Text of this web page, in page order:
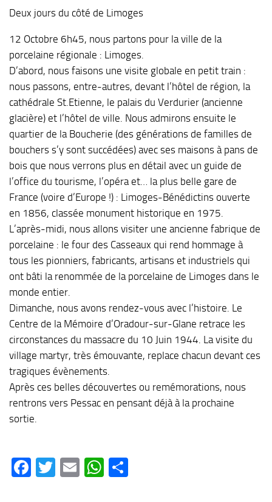
Deux jours du côté de Limoges
12 Octobre 6h45, nous partons pour la ville de la
porcelaine régionale : Limoges.
D’abord, nous faisons une visite globale en petit train :
nous passons, entre-autres, devant l’hôtel de région, la
cathédrale St.Etienne, le palais du Verdurier (ancienne
glacière) et l’hôtel de ville. Nous admirons ensuite le
quartier de la Boucherie (des générations de familles de
bouchers s’y sont succédées) avec ses maisons à pans de
bois que nous verrons plus en détail avec un guide de
l’office du tourisme, l’opéra et… la plus belle gare de
France (voire d’Europe !) : Limoges-Bénédictins ouverte
en 1856, classée monument historique en 1975.
L’après-midi, nous allons visiter une ancienne fabrique de
porcelaine : le four des Casseaux qui rend hommage à
tous les pionniers, fabricants, artisans et industriels qui
ont bâti la renommée de la porcelaine de Limoges dans le
monde entier.
Dimanche, nous avons rendez-vous avec l’histoire. Le
Centre de la Mémoire d’Oradour-sur-Glane retrace les
circonstances du massacre du 10 Juin 1944. La visite du
village martyr, très émouvante, replace chacun devant ces
tragiques évènements.
Après ces belles découvertes ou remémorations, nous
rentrons vers Pessac en pensant déjà à la prochaine
sortie.
Facebook
Twitter
EmailWhatsApp